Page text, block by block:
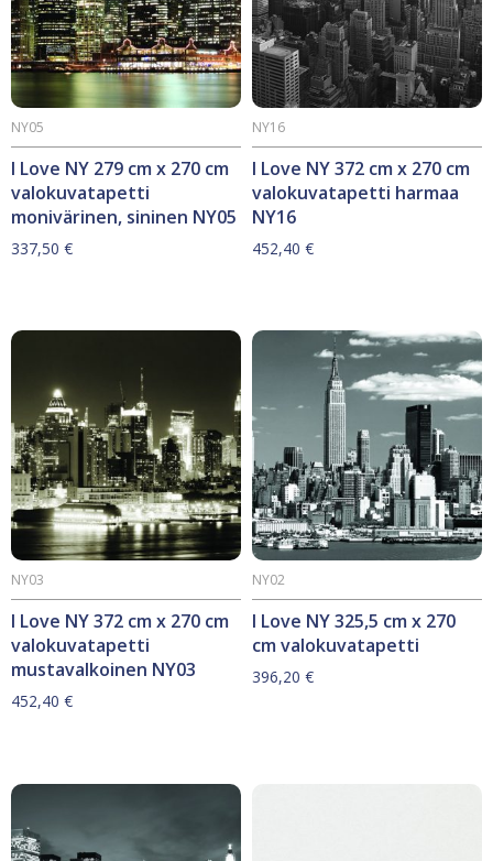
I Love NY 279 cm x 270 cm
valokuvatapetti
monivärinen, sininen NY05
NY05
337,50 €
I Love NY 372 cm x 270 cm
valokuvatapetti harmaa
NY16
NY16
452,40 €
I Love NY 372 cm x 270 cm
valokuvatapetti
mustavalkoinen NY03
NY03
452,40 €
I Love NY 325,5 cm x 270
cm valokuvatapetti
NY02
396,20 €